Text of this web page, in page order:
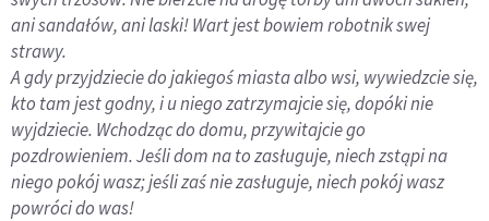
ani sandałów, ani laski! Wart jest bowiem robotnik swej
strawy.
A gdy przyjdziecie do jakiegoś miasta albo wsi, wywiedzcie się,
kto tam jest godny, i u niego zatrzymajcie się, dopóki nie
wyjdziecie. Wchodząc do domu, przywitajcie go
pozdrowieniem. Jeśli dom na to zasługuje, niech zstąpi na
niego pokój wasz; jeśli zaś nie zasługuje, niech pokój wasz
powróci do was!